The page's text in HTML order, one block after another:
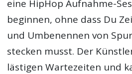
eine HipHop Aufnahme-
beginnen, ohne dass Du
und Umbenennen von
stecken musst. Der
lästigen Wartezeiten und